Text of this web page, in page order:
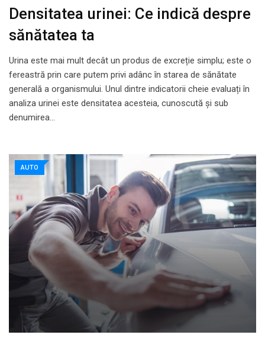
Densitatea urinei: Ce indică despre
sănătatea ta
Urina este mai mult decât un produs de excreție simplu; este o
fereastră prin care putem privi adânc în starea de sănătate
generală a organismului. Unul dintre indicatorii cheie evaluați în
analiza urinei este densitatea acesteia, cunoscută și sub
denumirea…
AUTO